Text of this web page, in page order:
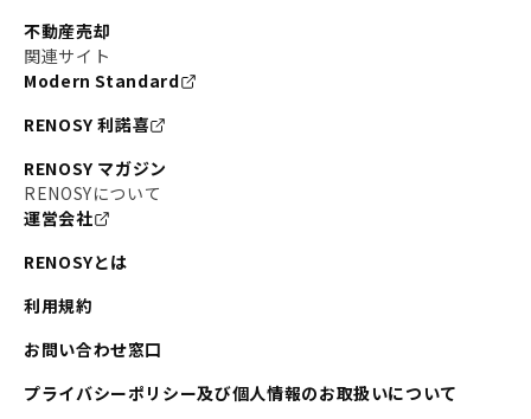
不動産売却
関連サイト
Modern Standard
RENOSY 利諾喜
RENOSY マガジン
RENOSYについて
運営会社
RENOSYとは
利用規約
お問い合わせ窓口
プライバシーポリシー及び個人情報のお取扱いについて